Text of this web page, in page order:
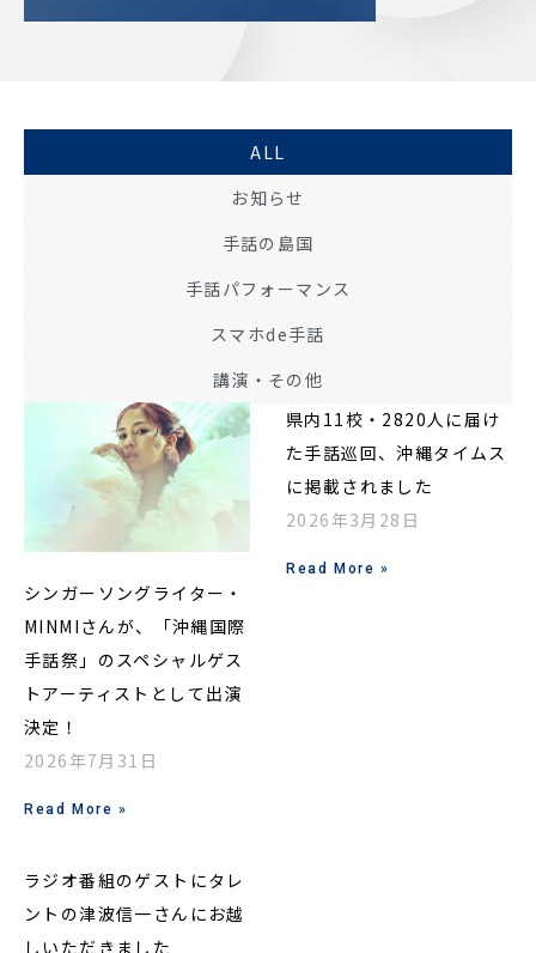
ALL
お知らせ
手話の島国
手話パフォーマンス
スマホde手話
講演・その他
シンガーソングライター・
MINMIさんが、「沖縄国際
手話祭」のスペシャルゲス
トアーティストとして出演
決定！
2026年7月31日
Read More »
県内11校・2820人に届け
た手話巡回、沖縄タイムス
に掲載されました
2026年3月28日
Read More »
ラジオ番組のゲストにタレ
ントの津波信一さんにお越
しいただきました
ペ
ー
ペ
ペ
ー
ジ
ペ
ー
ジ